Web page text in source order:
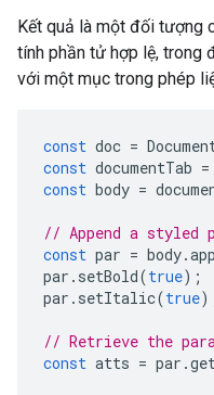
Kết quả là một đối tượng
tính phần tử hợp lệ, trong
với một mục trong phép
const doc =
const documentTab =
const body =
// Append a styled
const par = body.
par . setBold(true);
par . setItalic(true
// Retrieve the
const atts = par .